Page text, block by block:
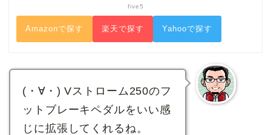
five5
Amazonで探す 楽天で探す Yahooで探す
(・∀・) Vストローム250のフ
ットブレーキペダルをいい感
じに拡張してくれるね。